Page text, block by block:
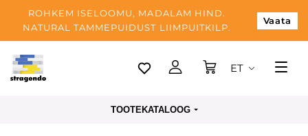
ROHKEM ISELOOMU, MADALAM HIND.
NATURAL TAMMEPUIDUST LIIMPUITKILP.
Vaata
Tallinn
ET
TOOTEKATALOOG